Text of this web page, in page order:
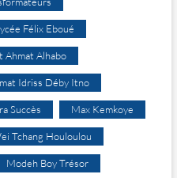
Félix Eboué
Ahmat Alhabo
Idriss Déby Itno
Succès Max Kemkoye
Tchang Houloulou
Modeh Boy Trésor